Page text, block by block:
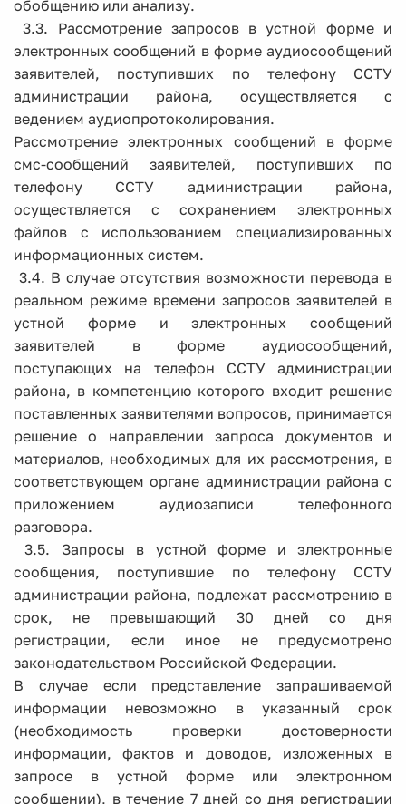
обобщению или анализу.
3.3. Рассмотрение запросов в устной форме и
электронных сообщений в форме аудиосообщений
заявителей, поступивших по телефону ССТУ
администрации района, осуществляется с
ведением аудиопротоколирования.
Рассмотрение электронных сообщений в форме
смс-сообщений заявителей, поступивших по
телефону ССТУ администрации района,
осуществляется с сохранением электронных
файлов с использованием специализированных
информационных систем.
3.4. В случае отсутствия возможности перевода в
реальном режиме времени запросов заявителей в
устной форме и электронных сообщений
заявителей в форме аудиосообщений,
поступающих на телефон ССТУ администрации
района, в компетенцию которого входит решение
поставленных заявителями вопросов, принимается
решение о направлении запроса документов и
материалов, необходимых для их рассмотрения, в
соответствующем органе администрации района с
приложением аудиозаписи телефонного
разговора.
3.5. Запросы в устной форме и электронные
сообщения, поступившие по телефону ССТУ
администрации района, подлежат рассмотрению в
срок, не превышающий 30 дней со дня
регистрации, если иное не предусмотрено
законодательством Российской Федерации.
В случае если представление запрашиваемой
информации невозможно в указанный срок
(необходимость проверки достоверности
информации, фактов и доводов, изложенных в
запросе в устной форме или электронном
сообщении), в течение 7 дней со дня регистрации